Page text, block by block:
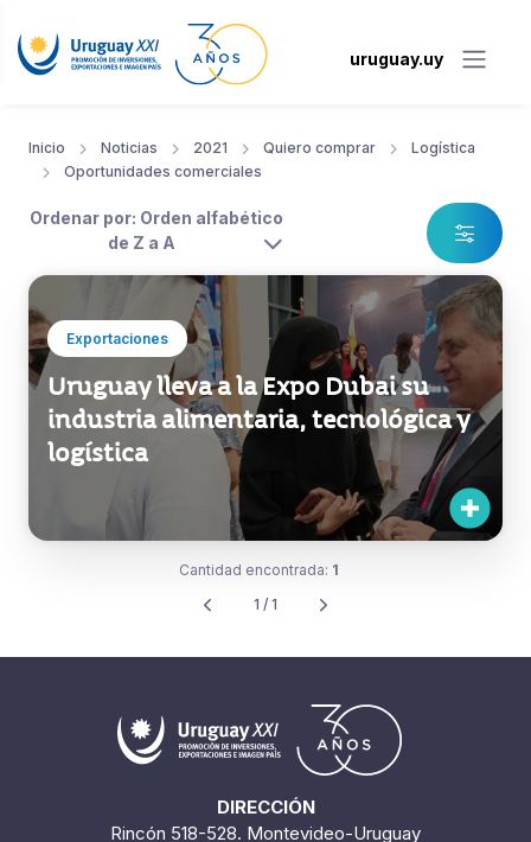
uruguay.uy
Inicio Noticias 2021 Quiero comprar
Logística
Oportunidades comerciales
Ordenar por: Orden alfabético
de Z a A
Exportaciones
Uruguay lleva a la Expo Dubai su
industria alimentaria, tecnológica y
logística
Cantidad encontrada: 1
1 / 1
DIRECCIÓN
Rincón 518-528. Montevideo-Uruguay